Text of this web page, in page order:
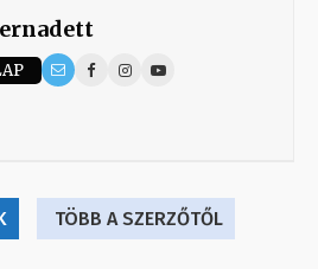
TÖBB A SZERZŐTŐL